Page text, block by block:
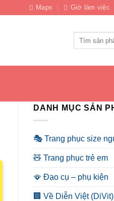
Maps Giờ làm việc
DANH MỤC SẢN
🎭 Trang phục size
🧸 Trang phục trẻ em
🪭 Đạo cụ – phụ kiện
🏢 Về Diễn Việt (DiVit)